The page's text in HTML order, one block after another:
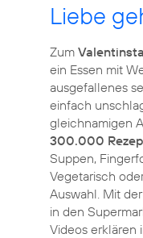
Liebe
Zum
ein Essen mit
ausgefallenes
einfach
gleichnamigen
300.000
Suppen,
Vegetarisch
Auswahl. Mit
in den
Videos erklären